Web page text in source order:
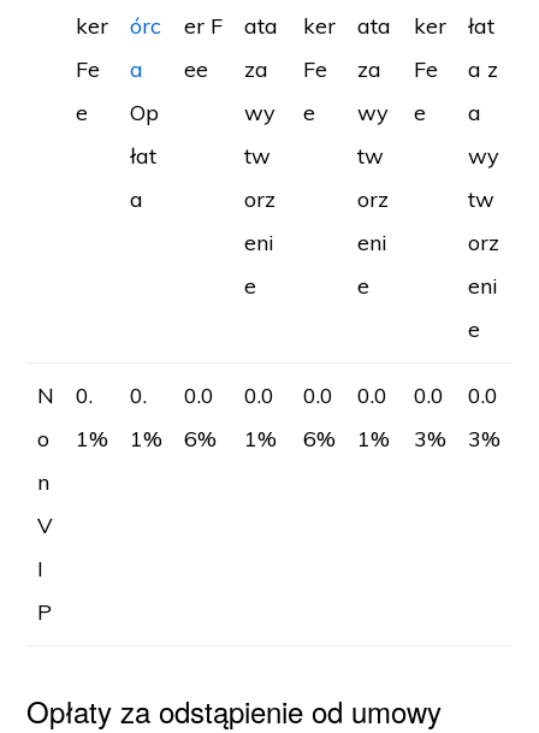
ker
Fe
e
órc
a
Op
łat
a
er F
ee
ata
za
wy
tw
orz
eni
e
ker
Fe
e
ata
za
wy
tw
orz
eni
e
ker
Fe
e
łat
a z
a
wy
tw
orz
eni
e
N
o
n
V
I
P
0.
1%
0.
1%
0.0
6%
0.0
1%
0.0
6%
0.0
1%
0.0
3%
0.0
3%
Opłaty za odstąpienie od umowy